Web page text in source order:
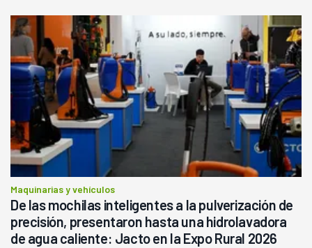
Maquinarias y vehículos
De las mochilas inteligentes a la pulverización de
precisión, presentaron hasta una hidrolavadora
de agua caliente: Jacto en la Expo Rural 2026